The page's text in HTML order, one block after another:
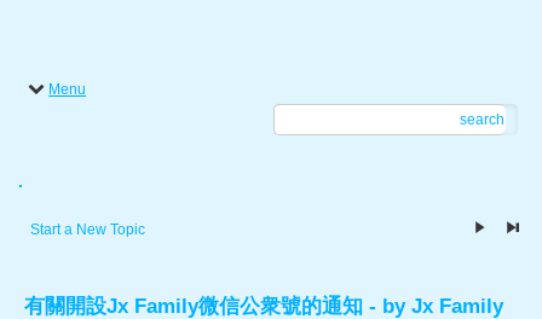
Menu
search
.
Start a New Topic
有關開設Jx Family微信公衆號的通知 - by Jx Family